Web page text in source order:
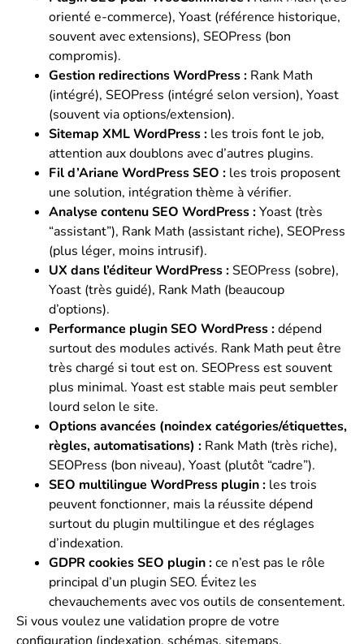
orienté e-commerce), Yoast (référence historique,
souvent avec extensions), SEOPress (bon
compromis).
Gestion redirections WordPress : Rank Math
(intégré), SEOPress (intégré selon version), Yoast
(souvent via options/extension).
Sitemap XML WordPress : les trois font le job,
attention aux doublons avec d’autres plugins.
Fil d’Ariane WordPress SEO : les trois proposent
une solution, intégration thème à vérifier.
Analyse contenu SEO WordPress :Yoast (très
“assistant”), Rank Math (assistant riche), SEOPress
(plus léger, moins intrusif).
UX dans l’éditeur WordPress :SEOPress (sobre),
Yoast (très guidé), Rank Math (beaucoup
d’options).
Performance plugin SEO WordPress :dépend
surtout des modules activés. Rank Math peut être
très chargé si tout est on. SEOPress est souvent
plus minimal. Yoast est stable mais peut sembler
lourd selon le site.
Options avancées (noindex catégories/étiquettes,
règles, automatisations) : Rank Math (très riche),
SEOPress (bon niveau), Yoast (plutôt “cadre”).
SEO multilingue WordPress plugin : les trois
peuvent fonctionner, mais la réussite dépend
surtout du plugin multilingue et des réglages
d’indexation.
GDPR cookies SEO plugin :ce n’est pas le rôle
principal d’un plugin SEO. Évitez les
chevauchements avec vos outils de consentement.
Si vous voulez une validation propre de votre